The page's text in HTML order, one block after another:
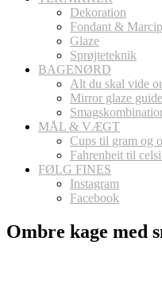
Dekoration
Fondant &
Glaze
Sprøjteteknik
BAGENØRD
Alt du skal vide
Mirror glaze guide
MÅL & VÆGT
Cups til gram og
Fahrenheit til
FØLG FINES
Instagram
Facebook
Ombre kage med